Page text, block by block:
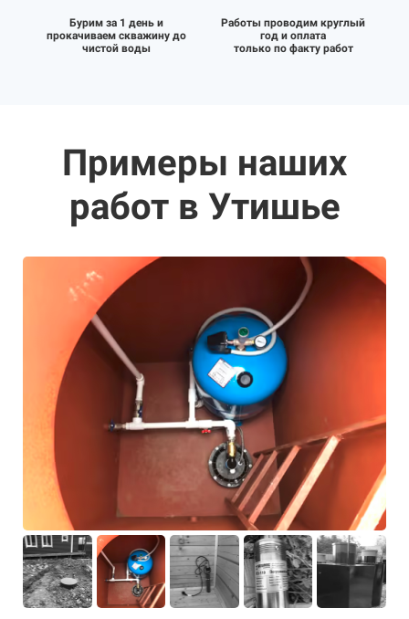
Бурим за 1 день и
прокачиваем скважину до
чистой воды
Работы проводим круглый
год и оплата
только по факту работ
Примеры наших
работ в Утишье